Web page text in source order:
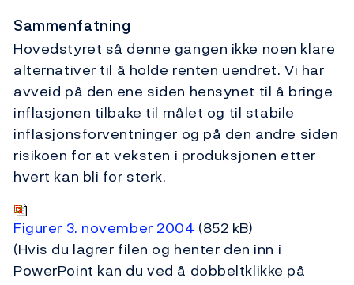
Sammenfatning
Hovedstyret så denne gangen ikke noen klare
alternativer til å holde renten uendret. Vi har
avveid på den ene siden hensynet til å bringe
inflasjonen tilbake til målet og til stabile
inflasjonsforventninger og på den andre siden
risikoen for at veksten i produksjonen etter
hvert kan bli for sterk.
Figurer 3. november 2004 (852 kB)
(Hvis du lagrer filen og henter den inn i
PowerPoint kan du ved å dobbeltklikke på